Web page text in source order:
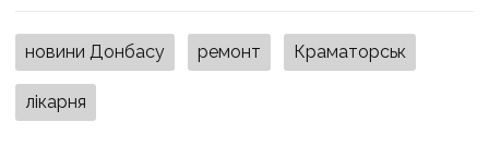
новини Донбасу ремонт Краматорськ
лікарня